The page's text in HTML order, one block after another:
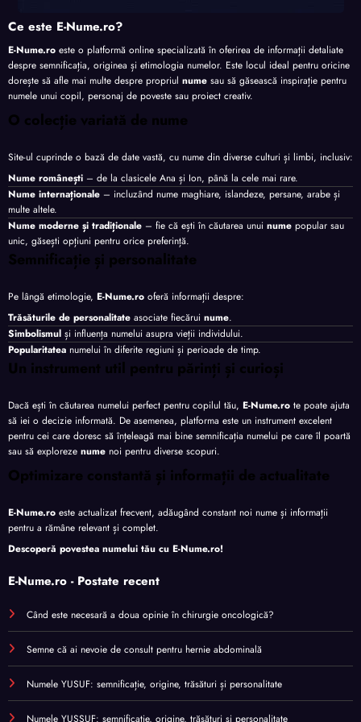
Ce este E-Nume.ro?
E-Nume.ro este o platformă online specializată în oferirea de informații detaliate
despre semnificația, originea și etimologia numelor. Este locul ideal pentru oricine
dorește să afle mai multe despre propriul nume sau să găsească inspirație pentru
numele unui copil, personaj de poveste sau proiect creativ.
O colecție variată de nume
Site-ul cuprinde o bază de date vastă, cu nume din diverse culturi și limbi, inclusiv:
Nume românești – de la clasicele Ana și Ion, până la cele mai rare.
Nume internaționale – incluzând nume maghiare, islandeze, persane, arabe și
multe altele.
Nume moderne și tradiționale – fie că ești în căutarea unui nume popular sau
unic, găsești opțiuni pentru orice preferință.
Semnificație și personalitate
Pe lângă etimologie, E-Nume.ro oferă informații despre:
Trăsăturile de personalitate asociate fiecărui nume.
Simbolismul și influența numelui asupra vieții individului.
Popularitatea numelui în diferite regiuni și perioade de timp.
Un instrument util pentru părinți și curioși
Dacă ești în căutarea numelui perfect pentru copilul tău, E-Nume.ro te poate ajuta
să iei o decizie informată. De asemenea, platforma este un instrument excelent
pentru cei care doresc să înțeleagă mai bine semnificația numelui pe care îl poartă
sau să exploreze nume noi pentru diverse scopuri.
Optimizare constantă și informații de actualitate
E-Nume.ro este actualizat frecvent, adăugând constant noi nume și informații
pentru a rămâne relevant și complet.
Descoperă povestea numelui tău cu E-Nume.ro!
E-Nume.ro - Postate recent
Când este necesară a doua opinie în chirurgie oncologică?
Semne că ai nevoie de consult pentru hernie abdominală
Numele YUSUF: semnificație, origine, trăsături și personalitate
Numele YUSSUF: semnificație, origine, trăsături și personalitate